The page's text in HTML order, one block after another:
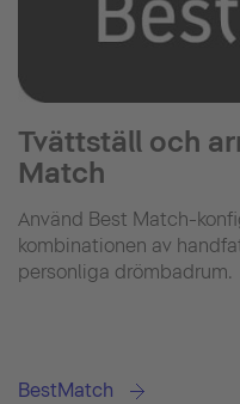
Tvättställ och
Match
Använd Best Match-
kombinationen av
personliga drömbadrum.
BestMatch